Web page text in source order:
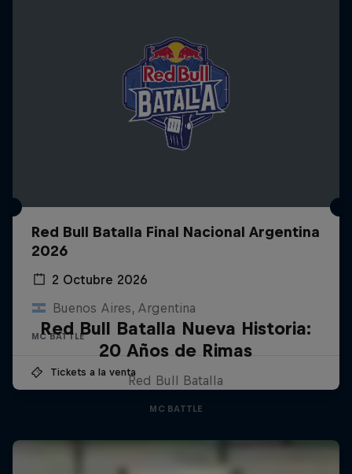
Red Bull Batalla Final Nacional Argentina
2026
2 Octubre 2026
Buenos Aires, Argentina
MC BATTLE
Tickets a la venta
Red Bull Batalla Nueva Historia:
20 Años de Rimas
Red Bull Batalla
MC BATTLE